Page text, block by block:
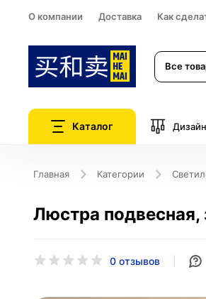
О компании Доставка Как
Все
Каталог
Главная Категории
Люстра подвесная,
0 отзывов